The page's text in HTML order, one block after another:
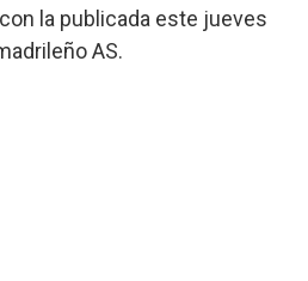
la publicada este jueves
AS.